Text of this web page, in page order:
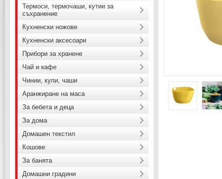
Термоси, термочаши, кутии за
съхранение
Кухненски ножове
Кухненски аксесоари
Прибори за хранене
Чай и кафе
Чинии, купи, чаши
Аранжиране на маса
За бебета и деца
За дома
Домашен текстил
Кошове
За банята
Домашни градини